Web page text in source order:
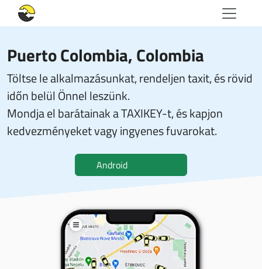
Puerto Colombia, Colombia
Töltse le alkalmazásunkat, rendeljen taxit, és rövid
időn belül Önnel leszünk.
Mondja el barátainak a TAXIKEY-t, és kapjon
kedvezményeket vagy ingyenes fuvarokat.
Android